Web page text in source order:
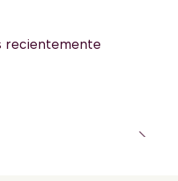
recientemente